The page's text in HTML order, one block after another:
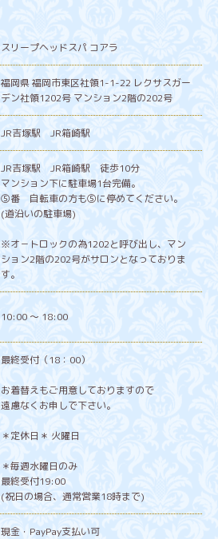
スリープヘッドスパ コアラ
福岡県 福岡市東区社領1-1-22 レクサスガー
デン社領1202号 マンション2階の202号
JR吉塚駅 JR箱崎駅
JR吉塚駅 JR箱崎駅 徒歩10分
マンション下に駐車場1台完備。
⑤番 自転車の方も⑤に停めてください。
(道沿いの駐車場)
※オ－トロックの為1202と呼び出し、マン
ション2階の202号がサロンとなっておりま
す。
10:00 ～ 18:00
最終受付（18：00）
お着替えもご用意しておりますので
遠慮なくお申しで下さい。
＊定休日＊ 火曜日
＊毎週水曜日のみ
最終受付19:00
(祝日の場合、通常営業18時まで)
現金・PayPay支払い可